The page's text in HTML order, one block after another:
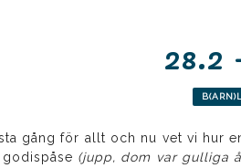
28.2
gång för allt och nu vet vi hur
(jupp, dom var gulliga